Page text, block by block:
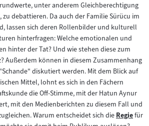
unter anderem Gleichberechtigung
debattieren. Da auch der Familie Sürücu im
lassen sich deren Rollenbilder und kulturell
hinterfragen: Welche emotionalen und
hinter der Tat? Und wie stehen diese zum
Außerdem können in diesem Zusammenhang
diskutiert werden. Mit dem Blick auf
Mittel, lohnt es sich in den Fächern
die Off-Stimme, mit der Hatun Aynur
mit den Medienberichten zu diesem Fall und
Warum entscheidet sich dieZum
Regiefür